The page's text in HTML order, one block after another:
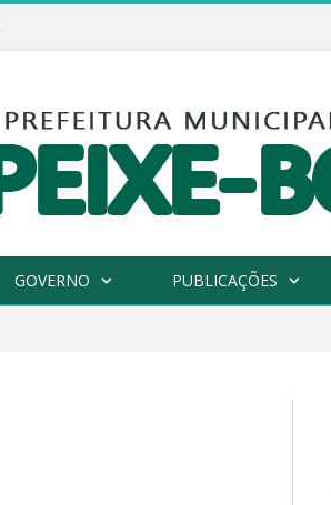
GOVERNO PUBLICAÇÕES